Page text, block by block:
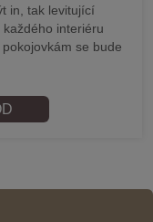
in, tak levitující
interiéru
se bude